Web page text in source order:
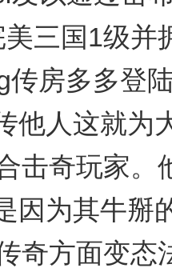
三国1级并
传房多多登
他人这就为
击奇玩家。
因为其牛掰
奇方面变态